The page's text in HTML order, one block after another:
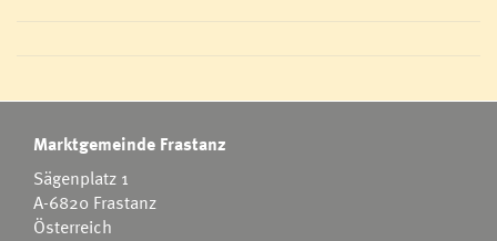
Marktgemeinde Frastanz
Sägenplatz 1
A-6820 Frastanz
Österreich